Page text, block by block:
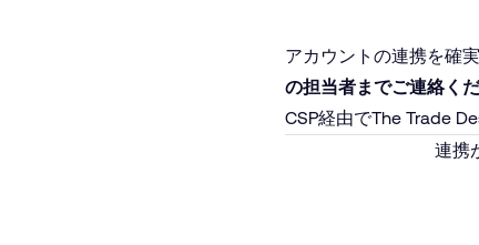
アカウントの連携を確
の担当者までご連絡くだ
CSP経由でThe Trade
連携